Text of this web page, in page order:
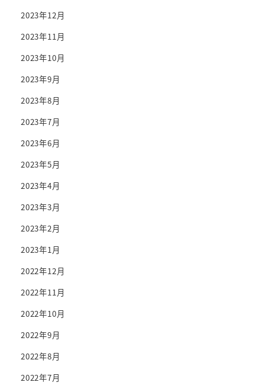
2023年12月
2023年11月
2023年10月
2023年9月
2023年8月
2023年7月
2023年6月
2023年5月
2023年4月
2023年3月
2023年2月
2023年1月
2022年12月
2022年11月
2022年10月
2022年9月
2022年8月
2022年7月